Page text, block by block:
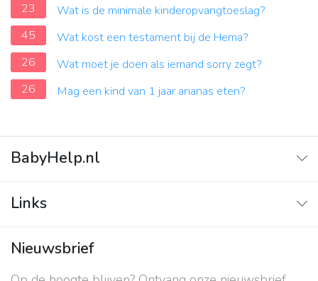
23
Wat is de minimale kinderopvangtoeslag?
45
Wat kost een testament bij de Hema?
26
Wat moet je doen als iemand sorry zegt?
26
Mag een kind van 1 jaar ananas eten?
BabyHelp.nl
Vraag & Antwoord
Links
Contact
Nieuwsbrief